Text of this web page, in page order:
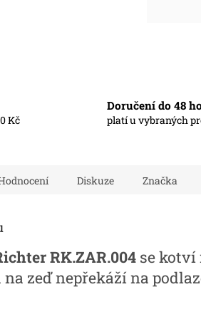
Kč
Doručení do 48
platí u vybraných
Diskuze Značka
RK.ZAR.004 se kotví
zeď nepřekáží na